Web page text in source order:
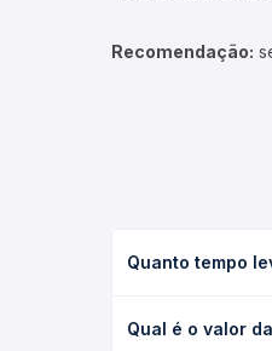
Recomendação:
Quanto tempo
leito) e as
Qual é o valor